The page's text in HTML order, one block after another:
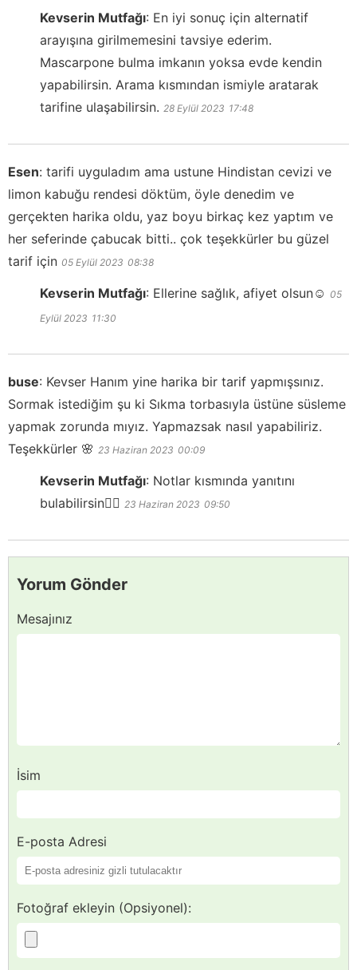
Kevserin Mutfağı: En iyi sonuç için alternatif
arayışına girilmemesini tavsiye ederim.
Mascarpone bulma imkanın yoksa evde kendin
yapabilirsin. Arama kısmından ismiyle aratarak
tarifine ulaşabilirsin. 28 Eylül 2023 17:48
Esen: tarifi uyguladım ama ustune Hindistan cevizi ve
limon kabuğu rendesi döktüm, öyle denedim ve
gerçekten harika oldu, yaz boyu birkaç kez yaptım ve
her seferinde çabucak bitti.. çok teşekkürler bu güzel
tarif için 05 Eylül 2023 08:38
Kevserin Mutfağı: Ellerine sağlık, afiyet olsun☺️ 05
Eylül 2023 11:30
buse: Kevser Hanım yine harika bir tarif yapmışsınız.
Sormak istediğim şu ki Sıkma torbasıyla üstüne süsleme
yapmak zorunda mıyız. Yapmazsak nasıl yapabiliriz.
Teşekkürler 🌸 23 Haziran 2023 00:09
Kevserin Mutfağı: Notlar kısmında yanıtını
bulabilirsin👍🏻 23 Haziran 2023 09:50
Yorum Gönder
Mesajınız
İsim
E-posta Adresi
Fotoğraf ekleyin (Opsiyonel):